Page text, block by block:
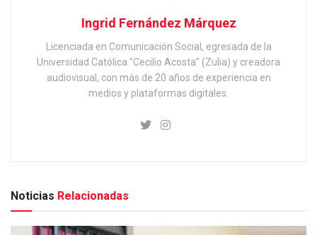
Ingrid Fernández Márquez
Licenciada en Comunicación Social, egresada de la
Universidad Católica "Cecilio Acosta" (Zulia) y creadora
audiovisual, con más de 20 años de experiencia en
medios y plataformas digitales.
Noticias Relacionadas